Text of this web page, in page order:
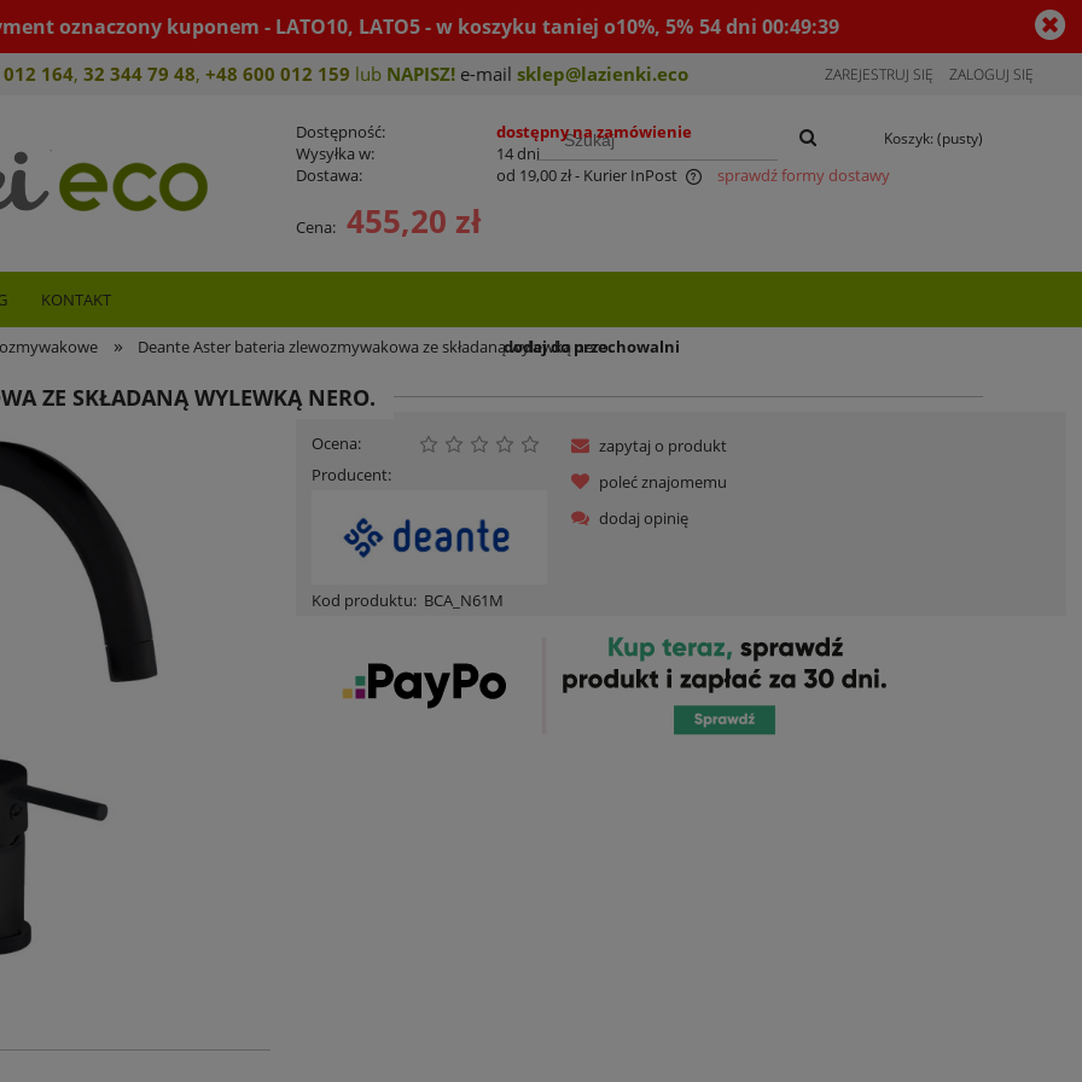
oznaczony kuponem - LATO10, LATO5 - w koszyku taniej o10%, 5% 54dni00:49:39
164, 32 344 79 48, +48 600 012 159 lub NAPISZ! e-mail sklep@lazienki.eco ZAREJESTRUJ SIĘ ZALOGUJ SIĘ
Koszyk: (pusty)
KONTAKT
» Deante Aster bateria zlewozmywakowa ze składaną wylewką nero.
ZE SKŁADANĄ WYLEWKĄ NERO.
Dostępność:
dostępny na zamówienie
Wysyłka w:
14 dni
Dostawa:
od 19,00 zł- Kurier InPost
Cena nie zawiera ewentualnych kosztów
sprawdź formy dostawy
Cena: 455,20 zł
dodaj do przechowalni
Ocena:
Producent:
Kod produktu: BCA_N61M
zapytaj o produkt
poleć znajomemu
dodaj opinię